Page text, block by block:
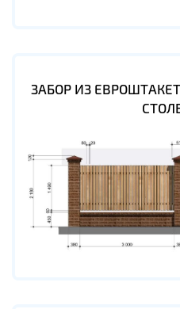
ЗАБОР ИЗ